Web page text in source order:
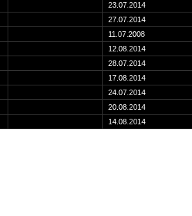
23.07.2014
27.07.2014
11.07.2008
12.08.2014
28.07.2014
17.08.2014
24.07.2014
20.08.2014
14.08.2014